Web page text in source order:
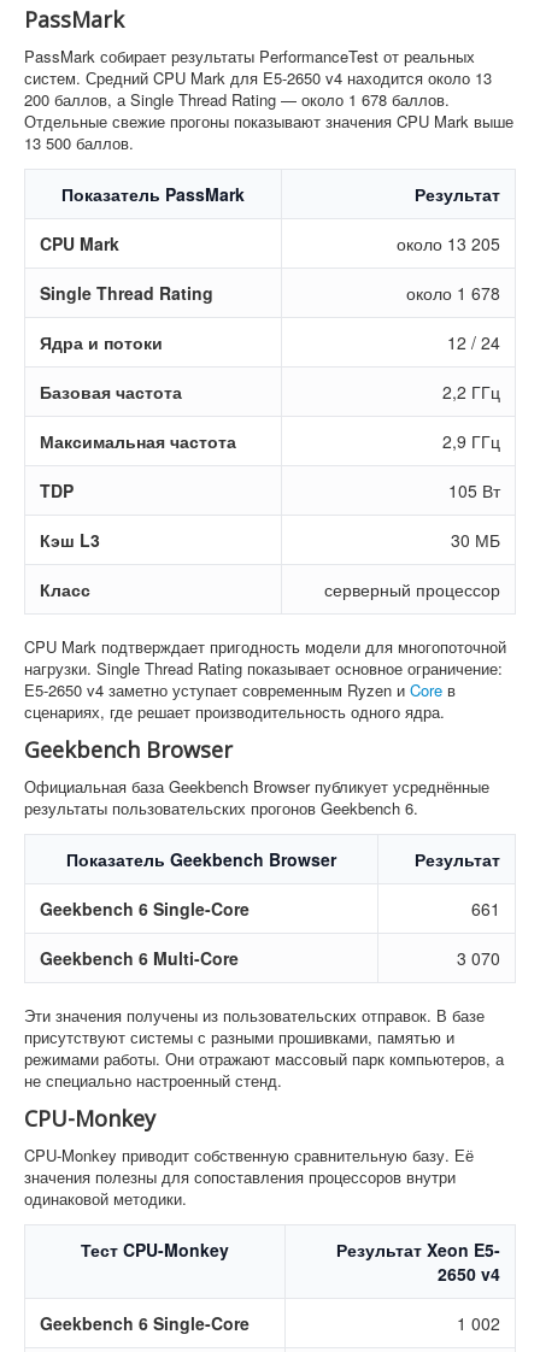
PassMark
PassMark собирает результаты PerformanceTest от реальных
систем. Средний CPU Mark для E5-2650 v4 находится около 13
200 баллов, а Single Thread Rating — около 1 678 баллов.
Отдельные свежие прогоны показывают значения CPU Mark выше
13 500 баллов.
Показатель PassMark Результат
CPU Mark около 13 205
Single Thread Rating около 1 678
Ядра и потоки 12 / 24
Базовая частота 2,2 ГГц
Максимальная частота 2,9 ГГц
TDP 105 Вт
Кэш L3 30 МБ
Класс серверный процессор
CPU Mark подтверждает пригодность модели для многопоточной
нагрузки. Single Thread Rating показывает основное ограничение:
E5-2650 v4 заметно уступает современным Ryzen и Core в
сценариях, где решает производительность одного ядра.
Geekbench Browser
Официальная база Geekbench Browser публикует усреднённые
результаты пользовательских прогонов Geekbench 6.
Показатель Geekbench Browser Результат
Geekbench 6 Single-Core 661
Geekbench 6 Multi-Core 3 070
Эти значения получены из пользовательских отправок. В базе
присутствуют системы с разными прошивками, памятью и
режимами работы. Они отражают массовый парк компьютеров, а
не специально настроенный стенд.
CPU-Monkey
CPU-Monkey приводит собственную сравнительную базу. Её
значения полезны для сопоставления процессоров внутри
одинаковой методики.
Тест CPU-Monkey
Результат Xeon E5-
2650 v4
Geekbench 6 Single-Core 1 002